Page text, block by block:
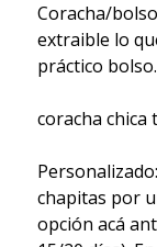
Coracha/
extraible lo
práctico bolso.
coracha chica
chapitas por
opción acá